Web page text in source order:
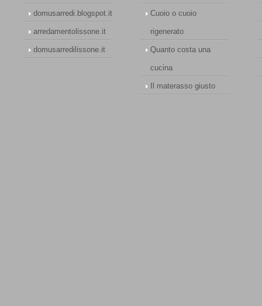
domusarredi.blogspot.it
arredamentolissone.it
domusarredilissone.it
Cuoio o cuoio
rigenerato
Quanto costa una
cucina
Il materasso giusto